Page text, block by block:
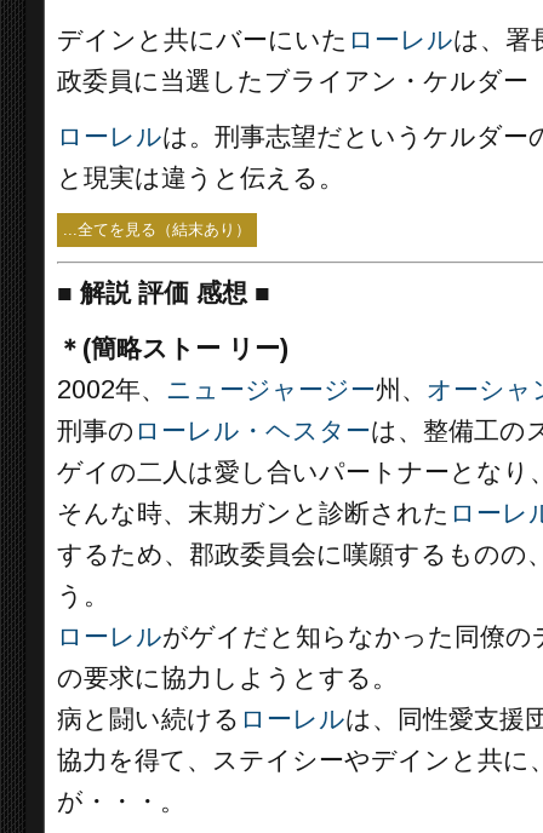
デインと共にバーにいた ローレルは、署
政委員に当選したブライアン・ケルダー
ローレルは。刑事志望だというケルダー
と現実は違うと伝える。
...全てを見る（結末あり）
■ 解説 評価 感想 ■
＊(簡略ストー リー)
2002年、 ニュージャージー州、 オーシャ
刑事の ローレル・ヘスターは、整備工の
ゲイの二人は愛し合いパートナーとなり
そんな時、末期ガンと診断された ローレ
するため、郡政委員会に嘆願するもの
う。
ローレルがゲイだと知らなかった同僚
の要求に協力しようとする。
病と闘い続ける ローレルは、同性愛支援
協力を得て、ステイシーやデインと共に
が・・・。